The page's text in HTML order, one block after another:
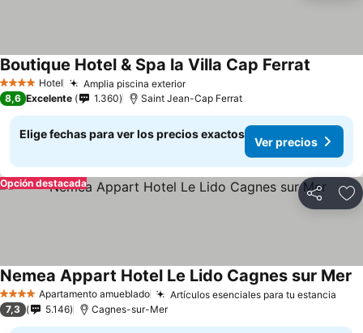
4 EstrellasHotel Amplia piscina exterior
Boutique Hotel & Spa la Villa Cap Ferrat
8,6 Excelente 1.360 Saint Jean-Cap Ferrat
Elige fechas para ver los precios exactos
Ver precios
Compartir
Opción destacada
4 EstrellasApartamento amueblado Artículos esenciales para tu estancia
Nemea Appart Hotel Le Lido Cagnes sur Mer
7,3 5.146 Cagnes-sur-Mer